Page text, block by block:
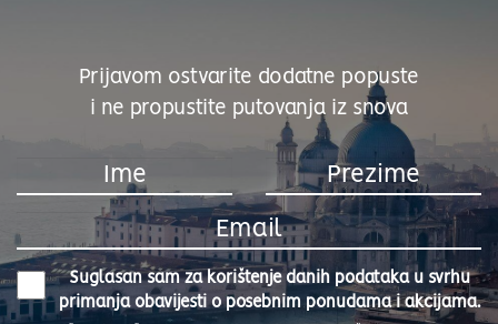
Prijavom ostvarite dodatne popuste
i ne propustite putovanja iz snova
Suglasan sam za korištenje danih podataka u svrhu
primanja obavijesti o posebnim ponudama i akcijama.